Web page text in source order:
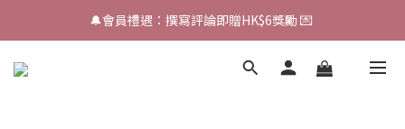
🔔會員禮遇：撰寫評論即贈HK$6獎勵 💌
🔔會員禮遇：撰寫評論即贈HK$6獎勵 💌
✨加入會員【滿HK$300免運】🚛✨